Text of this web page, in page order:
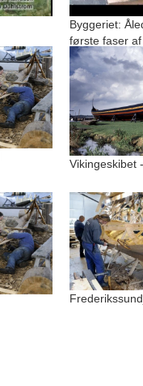
Byggeriet:
første faser
Vikingeskibet